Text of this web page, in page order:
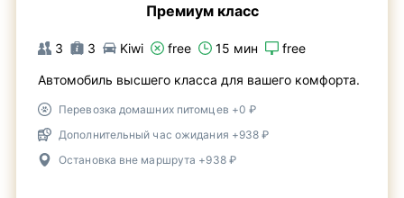
Премиум класс
3 3 Kiwi free 15 мин free
Автомобиль высшего класса для вашего комфорта.
Перевозка домашних питомцев +0 ₽
Дополнительный час ожидания +938 ₽
Остановка вне маршрута +938 ₽